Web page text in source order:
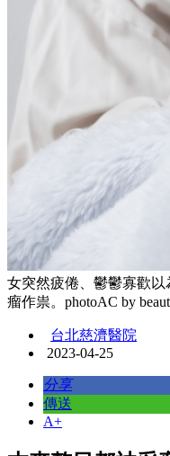
女突然疲倦、鬱鬱寡歡
瘤作祟。photoAC by
台北慈濟醫院
2023-04-25
分享
傳送
A+